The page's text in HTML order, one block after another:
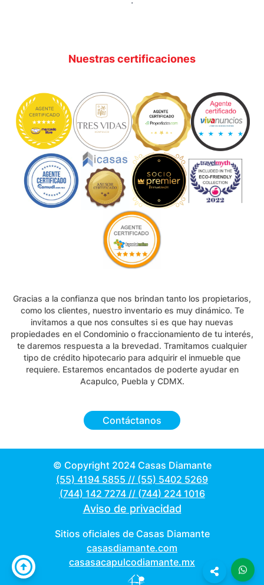
Nuestras certificaciones
Gracias a la confianza que nos brindan tanto los propietarios,
como los clientes, nuestro inventario es muy dinámico. Te
invitamos a que nos consultes si es que hay nuevas
propiedades en el Condominio o fraccionamiento de tu interés,
te daremos respuesta a la brevedad. Tramitamos cualquier
tipo de crédito hipotecario para adquirir el inmueble que
requiere. Estaremos encantados de poderte ayudar en
Acapulco, Puebla y CDMX.
Contáctanos
© Copyright 2024 Casas Diamante
(55) 4194 5855 // (55) 5402 5269
(744) 142 7274// (744) 224 1016
Aviso de privacidad
Sitios oficiales de Casas Diamante
casasdiamante.com
casasacapulcodiamante.mx